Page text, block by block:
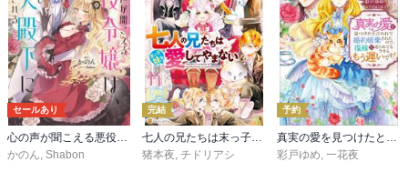
セールあり
心の声が聞こえる悪役令嬢は、今日も子犬殿下に翻弄される
かのん, Shabon
完結
七人の兄たちは末っ子妹を愛してやまない
猪本夜, チドリアシ
予約
真実の愛を見つけたと言われて婚約破棄されたので、復縁を迫られても今さらもう遅いです！
彩戸ゆめ, 一花夜